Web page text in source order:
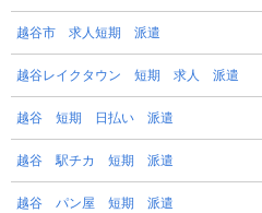
越谷市 求人短期 派遣
越谷レイクタウン 短期 求人 派遣
越谷 短期 日払い 派遣
越谷 駅チカ 短期 派遣
越谷 パン屋 短期 派遣